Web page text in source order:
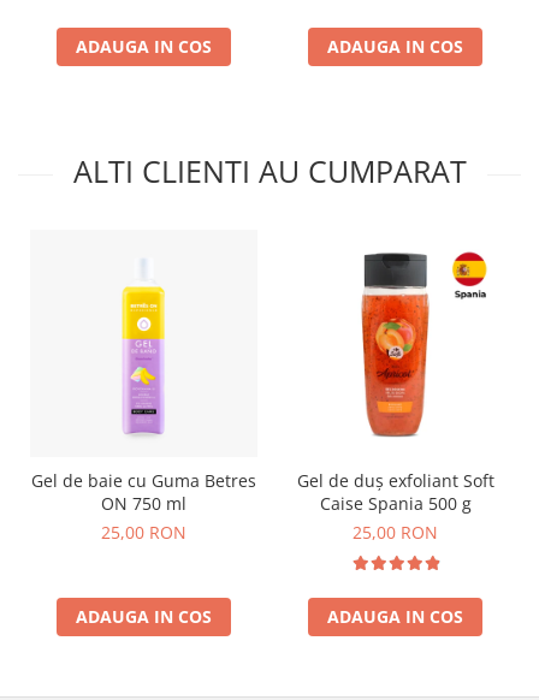
ADAUGA IN COS ADAUGA IN COS
ALTI CLIENTI AU CUMPARAT
Gel de baie cu Guma Betres
ON 750 ml
25,00 RON
ADAUGA IN COS
Gel de duș exfoliant Soft
Caise Spania 500 g
25,00 RON
ADAUGA IN COS